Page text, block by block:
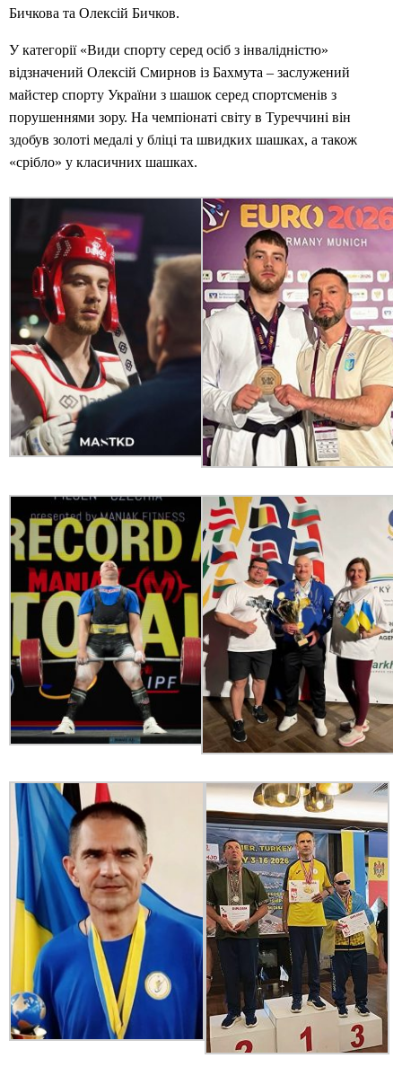
Бичкова та Олексій Бичков.
У категорії «Види спорту серед осіб з інвалідністю»
відзначений Олексій Смирнов із Бахмута – заслужений
майстер спорту України з шашок серед спортсменів з
порушеннями зору. На чемпіонаті світу в Туреччині він
здобув золоті медалі у бліці та швидких шашках, а також
«срібло» у класичних шашках.